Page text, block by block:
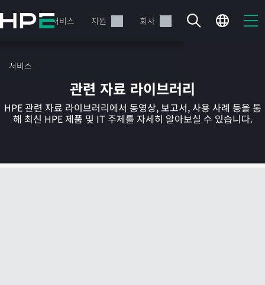
요
뛰
제품 서비스 지원 회사
서비스
현재 장바구니가 비어있습니다
관련 자료 라이브러리
HPE 관련 자료 라이브러리에서 동영상, 보고서, 사용 사례 등을 통
해 최신 HPE 제품 및 IT 주제를 자세히 알아보실 수 있습니다.